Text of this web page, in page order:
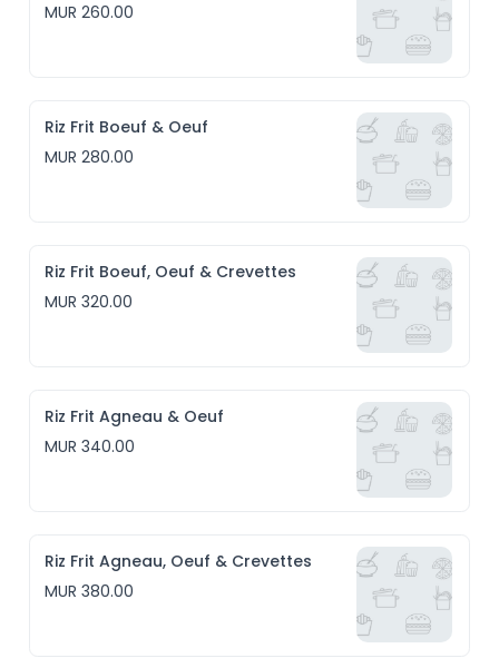
MUR 260.00
Riz Frit Boeuf & Oeuf
MUR 280.00
Riz Frit Boeuf, Oeuf & Crevettes
MUR 320.00
Riz Frit Agneau & Oeuf
MUR 340.00
Riz Frit Agneau, Oeuf & Crevettes
MUR 380.00